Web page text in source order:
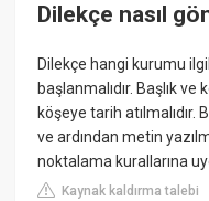
Dilekçe nasıl
Dilekçe hangi kurumu
başlanmalıdır. Başlık
köşeye tarih atılmalıdır.
ve ardından metin
noktalama kurallarına
Kaynak kaldırma talebi